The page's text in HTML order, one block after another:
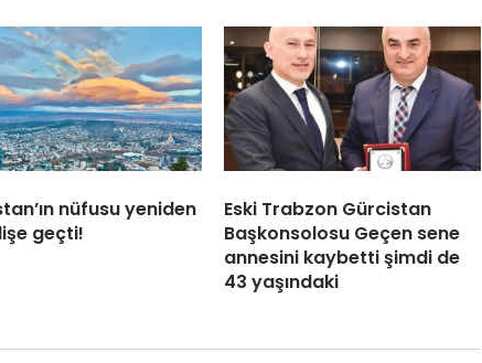
nüfusu yeniden
geçti!
Eski Trabzon Gürcistan
Başkonsolosu Geçen sene
annesini kaybetti şimdi de
43 yaşındaki